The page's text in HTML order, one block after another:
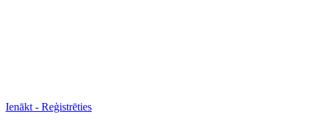
Ienākt - Reģistrēties